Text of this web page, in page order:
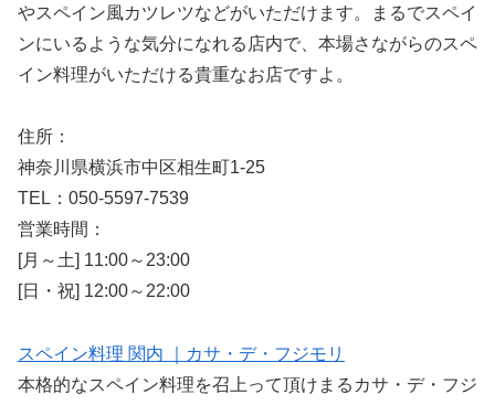
やスペイン風カツレツなどがいただけます。まるでスペイ
ンにいるような気分になれる店内で、本場さながらのスペ
イン料理がいただける貴重なお店ですよ。
住所：
神奈川県横浜市中区相生町1-25
TEL：050-5597-7539
営業時間：
[月～土] 11:00～23:00
[日・祝] 12:00～22:00
スペイン料理 関内 ｜カサ・デ・フジモリ
本格的なスペイン料理を召上って頂けまるカサ・デ・フジ